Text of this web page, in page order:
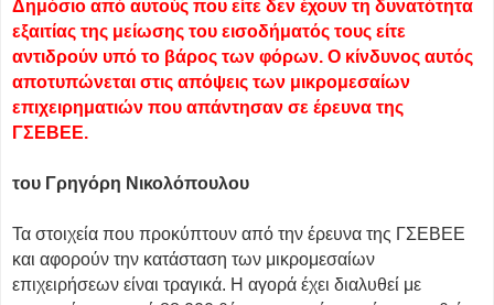
Δημόσιο από αυτούς που είτε δεν έχουν τη δυνατότητα
εξαιτίας της μείωσης του εισοδήματός τους είτε
αντιδρούν υπό το βάρος των φόρων. Ο κίνδυνος αυτός
αποτυπώνεται στις απόψεις των μικρομεσαίων
επιχειρηματιών που απάντησαν σε έρευνα της
ΓΣΕΒΕΕ.
του Γρηγόρη Νικολόπουλου
Τα στοιχεία που προκύπτουν από την έρευνα της ΓΣΕΒΕΕ
και αφορούν την κατάσταση των μικρομεσαίων
επιχειρήσεων είναι τραγικά. Η αγορά έχει διαλυθεί με